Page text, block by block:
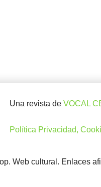
Una revista de VOCAL
Política Privacidad,
Web cultural. Enlaces